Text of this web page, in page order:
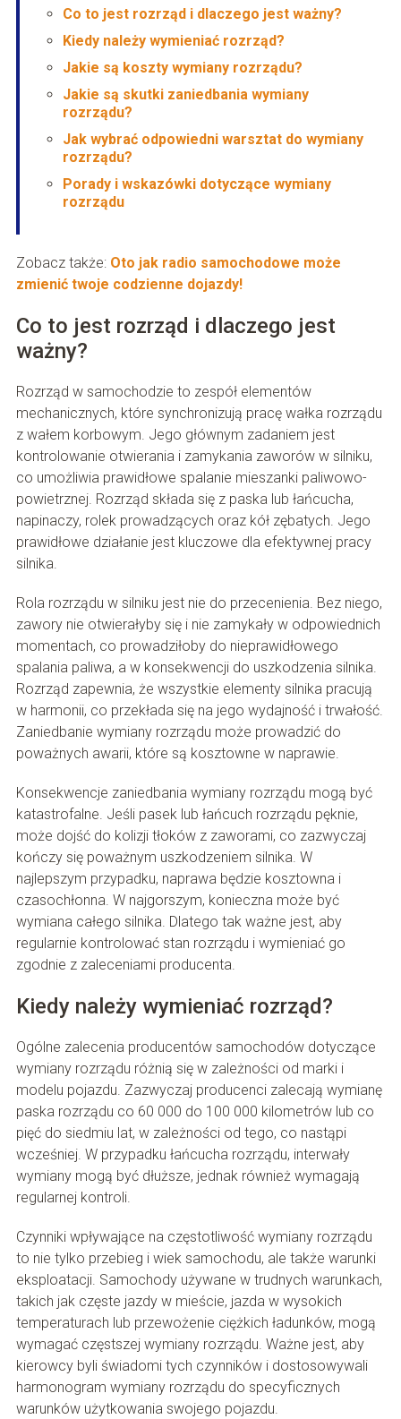
Co to jest rozrząd i dlaczego jest ważny?
Kiedy należy wymieniać rozrząd?
Jakie są koszty wymiany rozrządu?
Jakie są skutki zaniedbania wymiany
rozrządu?
Jak wybrać odpowiedni warsztat do wymiany
rozrządu?
Porady i wskazówki dotyczące wymiany
rozrządu
Zobacz także: Oto jak radio samochodowe może
zmienić twoje codzienne dojazdy!
Co to jest rozrząd i dlaczego jest
ważny?
Rozrząd w samochodzie to zespół elementów
mechanicznych, które synchronizują pracę wałka rozrządu
z wałem korbowym. Jego głównym zadaniem jest
kontrolowanie otwierania i zamykania zaworów w silniku,
co umożliwia prawidłowe spalanie mieszanki paliwowo-
powietrznej. Rozrząd składa się z paska lub łańcucha,
napinaczy, rolek prowadzących oraz kół zębatych. Jego
prawidłowe działanie jest kluczowe dla efektywnej pracy
silnika.
Rola rozrządu w silniku jest nie do przecenienia. Bez niego,
zawory nie otwierałyby się i nie zamykały w odpowiednich
momentach, co prowadziłoby do nieprawidłowego
spalania paliwa, a w konsekwencji do uszkodzenia silnika.
Rozrząd zapewnia, że wszystkie elementy silnika pracują
w harmonii, co przekłada się na jego wydajność i trwałość.
Zaniedbanie wymiany rozrządu może prowadzić do
poważnych awarii, które są kosztowne w naprawie.
Konsekwencje zaniedbania wymiany rozrządu mogą być
katastrofalne. Jeśli pasek lub łańcuch rozrządu pęknie,
może dojść do kolizji tłoków z zaworami, co zazwyczaj
kończy się poważnym uszkodzeniem silnika. W
najlepszym przypadku, naprawa będzie kosztowna i
czasochłonna. W najgorszym, konieczna może być
wymiana całego silnika. Dlatego tak ważne jest, aby
regularnie kontrolować stan rozrządu i wymieniać go
zgodnie z zaleceniami producenta.
Kiedy należy wymieniać rozrząd?
Ogólne zalecenia producentów samochodów dotyczące
wymiany rozrządu różnią się w zależności od marki i
modelu pojazdu. Zazwyczaj producenci zalecają wymianę
paska rozrządu co 60 000 do 100 000 kilometrów lub co
pięć do siedmiu lat, w zależności od tego, co nastąpi
wcześniej. W przypadku łańcucha rozrządu, interwały
wymiany mogą być dłuższe, jednak również wymagają
regularnej kontroli.
Czynniki wpływające na częstotliwość wymiany rozrządu
to nie tylko przebieg i wiek samochodu, ale także warunki
eksploatacji. Samochody używane w trudnych warunkach,
takich jak częste jazdy w mieście, jazda w wysokich
temperaturach lub przewożenie ciężkich ładunków, mogą
wymagać częstszej wymiany rozrządu. Ważne jest, aby
kierowcy byli świadomi tych czynników i dostosowywali
harmonogram wymiany rozrządu do specyficznych
warunków użytkowania swojego pojazdu.